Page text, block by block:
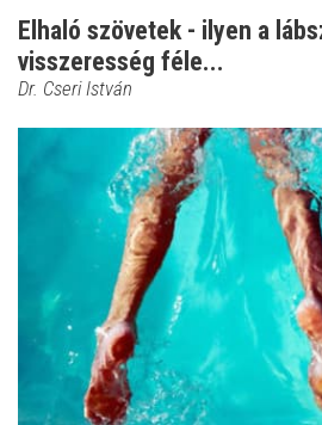
Elhaló szövetek - ilyen a
visszeresség féle...
Dr. Cseri István